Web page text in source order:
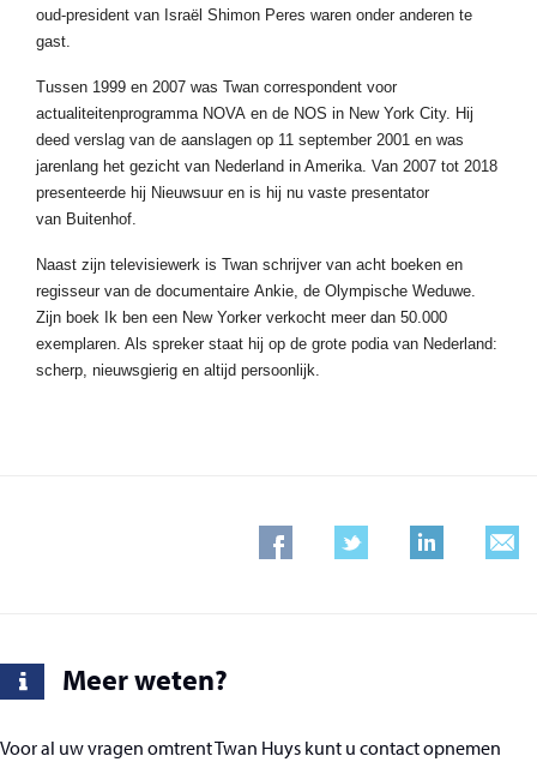
oud-president van Israël Shimon Peres waren onder anderen te
gast.
Tussen 1999 en 2007 was Twan correspondent voor
actualiteitenprogramma NOVA en de NOS in New York City. Hij
deed verslag van de aanslagen op 11 september 2001 en was
jarenlang het gezicht van Nederland in Amerika. Van 2007 tot 2018
presenteerde hij Nieuwsuur en is hij nu vaste presentator
van Buitenhof.
Naast zijn televisiewerk is Twan schrijver van acht boeken en
regisseur van de documentaire Ankie, de Olympische Weduwe.
Zijn boek Ik ben een New Yorker verkocht meer dan 50.000
exemplaren. Als spreker staat hij op de grote podia van Nederland:
scherp, nieuwsgierig en altijd persoonlijk.
Meer weten?
Voor al uw vragen omtrent Twan Huys kunt u contact opnemen